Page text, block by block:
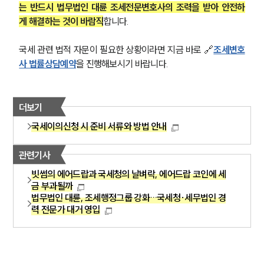
는 반드시 법무법인 대륜 조세전문변호사의 조력을 받아 안전하
게 해결하는 것이 바람직합니다.
국세 관련 법적 자문이 필요한 상황이라면 지금 바로 🔗조세변호
사 법률상담예약을 진행해보시기 바랍니다.
더보기
국세이의신청 시 준비 서류와 방법 안내
관련기사
빗썸의 에어드랍과 국세청의 날벼락, 에어드랍 코인에 세
금 부과될까
법무법인 대륜, 조세행정그룹 강화…국세청·세무법인 경
력 전문가 대거 영입